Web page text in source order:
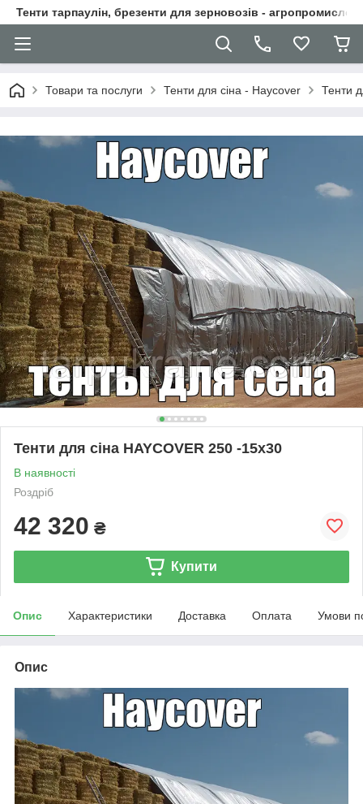
Тенти тарпаулін, брезенти для зерновозів -
Товари та послуги Тенти для сіна - Haycover Тенти
Тенти для сіна HAYCOVER 250 -15х30
В наявності
Роздріб
42 320 ₴
Купити
Опис Характеристики Доставка Оплата Умови
Опис